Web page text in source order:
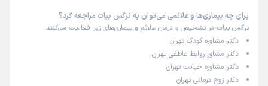
کاربر دکترتو
این پزشک را پیشنهاد میکنم
زمان انتظار:0-15 دقیقه
برای چه بیماری‌ها و علائمی می‌توان به نرگس بیات مراجعه کرد؟
نرگس بیات در تشخیص و درمان علائم و بیماری‌های زیر فعالیت می‌کنند:
دکتر مشاوره کودک تهران
دکتر مشاور روابط عاطفی تهران
دکتر مشاوره خیانت تهران
دکتر زوج درمانی تهران